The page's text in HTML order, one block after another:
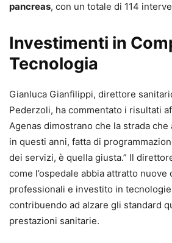
pancreas, con un totale di 114
Investimenti in
Tecnologia
Gianluca Gianfilippi, direttore
Pederzoli, ha commentato i risultati
Agenas dimostrano che la strada
in questi anni, fatta di
dei servizi, è quella giusta.” Il
come l’ospedale abbia attratto nuove
professionali e investito in
contribuendo ad alzare gli standard
prestazioni sanitarie.